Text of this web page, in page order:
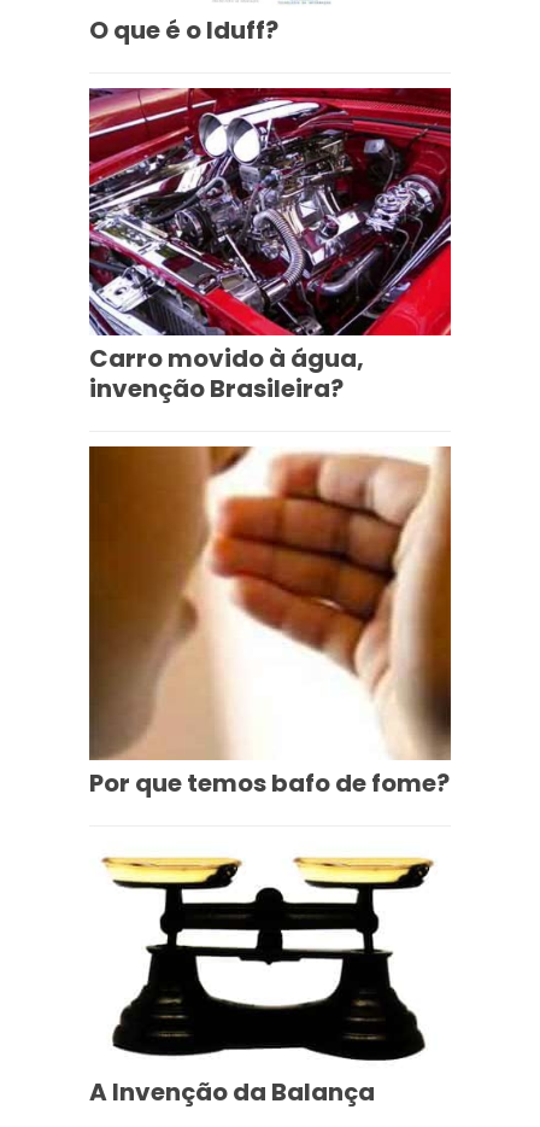
O que é o Iduff?
Carro movido à água,
invenção Brasileira?
Por que temos bafo de fome?
A Invenção da Balança